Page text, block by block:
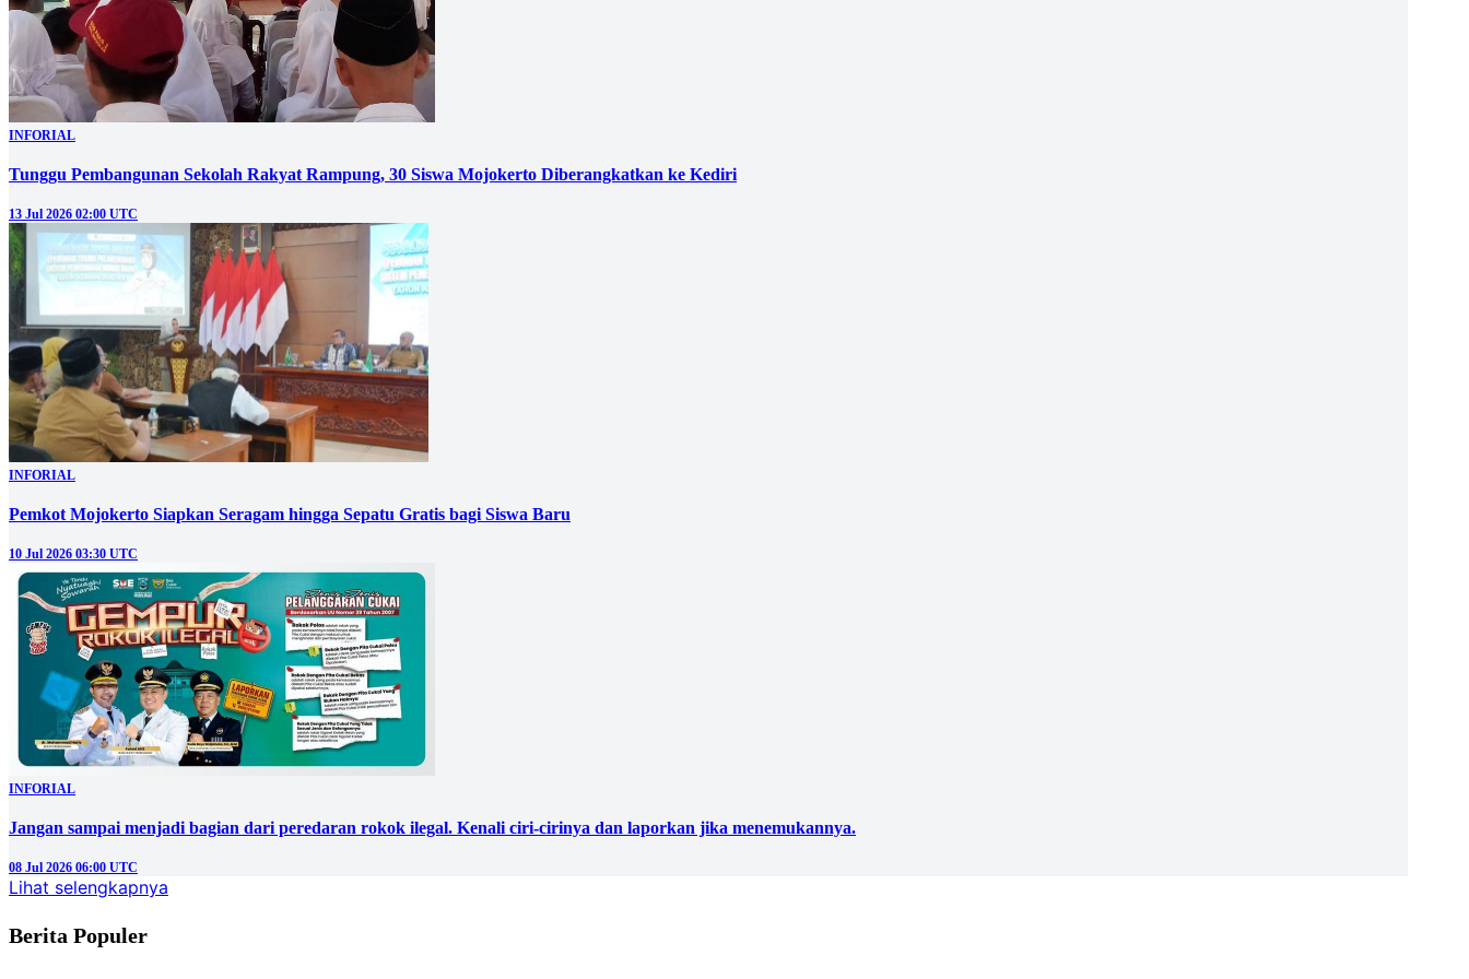
INFORIAL
Tunggu Pembangunan Sekolah Rakyat Rampung, 30 Siswa Mojokerto Diberangkatkan ke Kediri
13 Jul 2026 02:00 UTC
INFORIAL
Pemkot Mojokerto Siapkan Seragam hingga Sepatu Gratis bagi Siswa Baru
10 Jul 2026 03:30 UTC
INFORIAL
Jangan sampai menjadi bagian dari peredaran rokok ilegal. Kenali ciri-cirinya dan laporkan jika menemukannya.
08 Jul 2026 06:00 UTC
Lihat selengkapnya
Berita Populer